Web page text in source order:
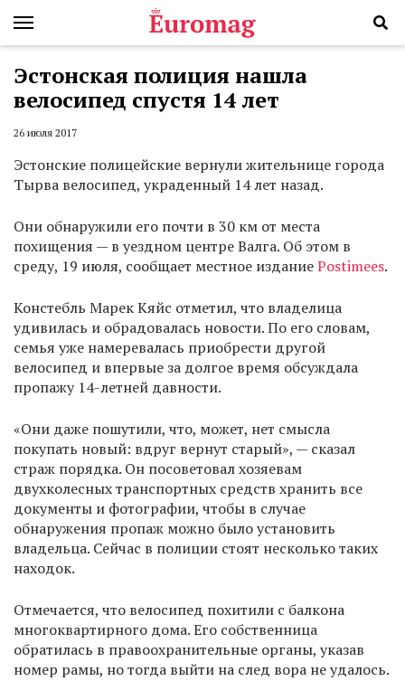
Эстонская полиция нашла
велосипед спустя 14 лет
26 июля 2017
Эстонские полицейские вернули жительнице города
Тырва велосипед, украденный 14 лет назад.
Они обнаружили его почти в 30 км от места
похищения — в уездном центре Валга. Об этом в
среду, 19 июля, сообщает местное изданиеPostimees.
Констебль Марек Кяйс отметил, что владелица
удивилась и обрадовалась новости. По его словам,
семья уже намеревалась приобрести другой
велосипед и впервые за долгое время обсуждала
пропажу 14-летней давности.
«Они даже пошутили, что, может, нет смысла
покупать новый: вдруг вернут старый», — сказал
страж порядка. Он посоветовал хозяевам
двухколесных транспортных средств хранить все
документы и фотографии, чтобы в случае
обнаружения пропаж можно было установить
владельца. Сейчас в полиции стоят несколько таких
находок.
Отмечается, что велосипед похитили с балкона
многоквартирного дома. Его собственница
обратилась в правоохранительные органы, указав
номер рамы, но тогда выйти на след вора не удалось.